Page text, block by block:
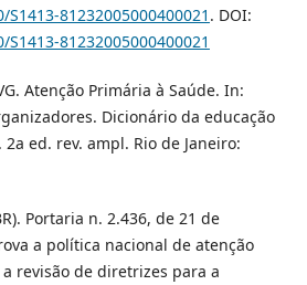
81232005000400021 . DOI:
81232005000400021
Atenção Primária à Saúde. In:
Dicionário da educação
ed. rev. ampl. Rio de Janeiro:
Portaria n. 2.436, de 21 de
a política nacional de atenção
revisão de diretrizes para a